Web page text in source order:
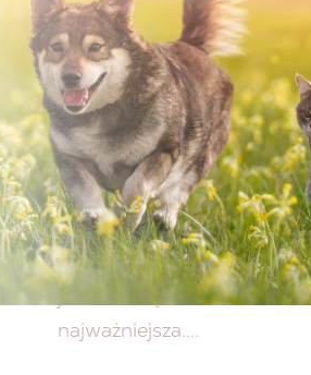
TAJEMNICE
PRODUKCJI KARMY
SUPER PREMIUM: CO
WYRÓŻNIA RAW
PALEO?
W obecnych czasach,
troska o dobrobyt zwierząt
jest dla większości ludzi
najważniejsza....